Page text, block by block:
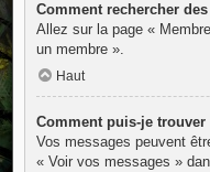
Comment rechercher
Allez sur la page «
un membre ».
Haut
Comment puis-je
Vos messages peuvent
« Voir vos messages »